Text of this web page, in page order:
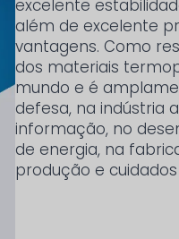
excelente
além de excelente
vantagens. Como
dos materiais
mundo e é
defesa, na indústria
informação, no
de energia, na
produção e